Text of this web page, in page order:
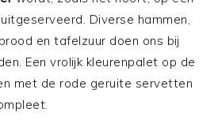
Diverse hammen,
en tafelzuur doen ons bij
Een vrolijk kleurenpalet op de
met de rode geruite servetten